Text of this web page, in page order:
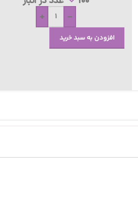
-
+
افزودن به سبد خرید